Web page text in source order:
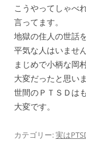
こうやってしゃべ
言ってます。
地獄の住人の世話
平気な人はいません
まじめで小柄な岡
大変だったと思いま
世間のＰＴＳＤは
大変です。
カテゴリー:実は